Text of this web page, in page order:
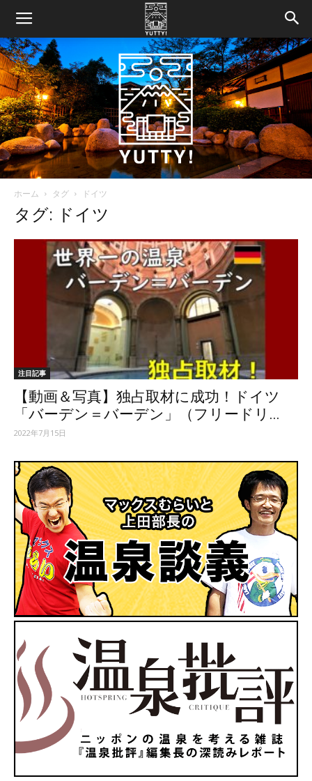
【ユ
テ
ィ】
ホーム タグ ドイツ
タグ: ドイツ
注目記事
【動画＆写真】独占取材に成功！ドイツ
「バーデン＝バーデン」（フリードリ...
2022年7月15日